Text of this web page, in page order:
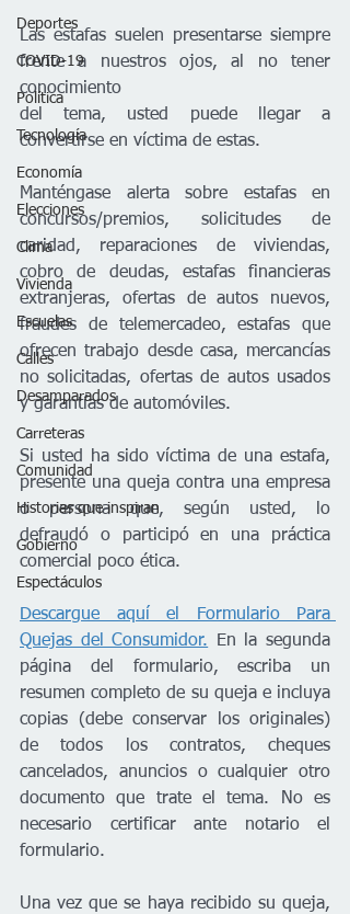
Deportes
COVID-19
Política
Tecnología
Economía
Elecciones
Clima
Vivienda
Escuelas
Calles
Desamparados
Carreteras
Comunidad
Historias que inspiran
Gobierno
Espectáculos
Las estafas suelen presentarse siempre
frente a nuestros ojos, al no tener
conocimiento
del tema, usted puede llegar a
convertirse en víctima de estas.
Manténgase alerta sobre estafas en
concursos/premios, solicitudes de
caridad, reparaciones de viviendas,
cobro de deudas, estafas financieras
extranjeras, ofertas de autos nuevos,
fraudes de telemercadeo, estafas que
ofrecen trabajo desde casa, mercancías
no solicitadas, ofertas de autos usados
y garantías de automóviles.
Si usted ha sido víctima de una estafa,
presente una queja contra una empresa
o persona que, según usted, lo
defraudó o participó en una práctica
comercial poco ética.
Descargue aquí el Formulario Para
Quejas del Consumidor. En la segunda
página del formulario, escriba un
resumen completo de su queja e incluya
copias (debe conservar los originales)
de todos los contratos, cheques
cancelados, anuncios o cualquier otro
documento que trate el tema. No es
necesario certificar ante notario el
formulario.
Una vez que se haya recibido su queja,